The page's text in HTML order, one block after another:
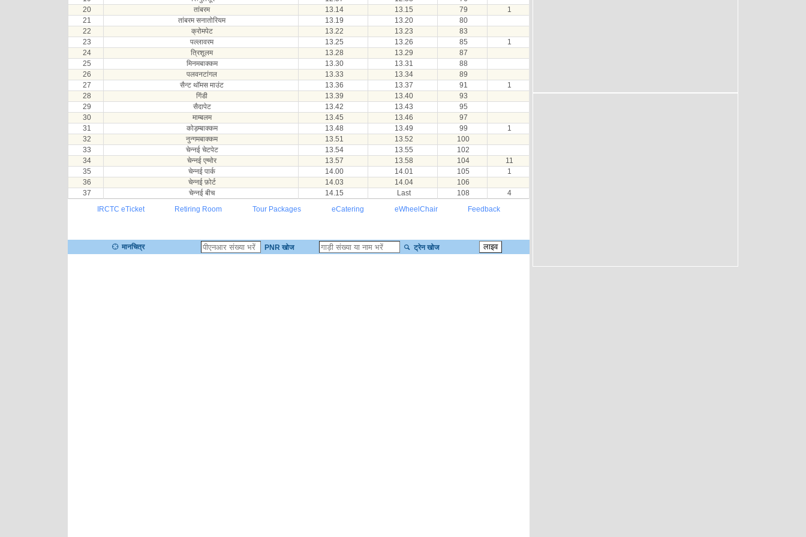
20
तांबरम 13.14 13.15 79
1
21
तांबरम सनातोरियम 13.19 13.20
80
22
क्रोमपेट 13.22 13.23
83
23
पल्लावरम 13.25 13.26 85
1
24
त्रिशूलम 13.28 13.29
87
25
मिनमबाक्कम 13.30 13.31
88
26
पलवनटांगल 13.33 13.34
89
27
सैन्ट थॉमस माउंट 13.36 13.37 91
1
28
गिंडी 13.39 13.40
93
29
सैदापेट 13.42 13.43
95
30
माम्बलम 13.45 13.46
97
31
कोड़म्बाक्कम 13.48 13.49 99
1
32
नुन्गमबाक्कम 13.51 13.52
100
33
चेन्नई चेटपेट 13.54 13.55
102
34
चेन्नई एग्मोर 13.57 13.58 104
11
35
चेन्नई पार्क 14.00 14.01 105
1
36
चेन्नई फ़ोर्ट 14.03 14.04
106
37
चेन्नई बीच 14.15 Last 108
4
IRCTC eTicket
Retiring Room Tour Packages eCatering eWheelChair Feedback
मानचित्र PNR खोज ट्रेन खोज